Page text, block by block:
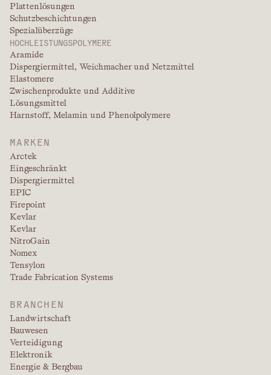
Plattenlösungen
Schutzbeschichtungen
Spezialüberzüge
HOCHLEISTUNGSPOLYMERE
Aramide
Dispergiermittel, Weichmacher und Netzmittel
Elastomere
Zwischenprodukte und Additive
Lösungsmittel
Harnstoff, Melamin und Phenolpolymere
MARKEN
Arctek
Eingeschränkt
Dispergiermittel
EPIC
Firepoint
Kevlar
Kevlar
NitroGain
Nomex
Tensylon
Trade Fabrication Systems
BRANCHEN
Landwirtschaft
Bauwesen
Verteidigung
Elektronik
Energie & Bergbau